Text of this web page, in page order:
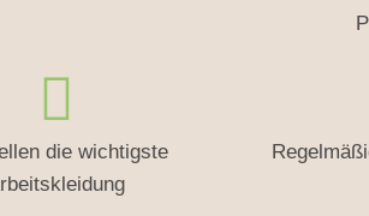
die wichtigste